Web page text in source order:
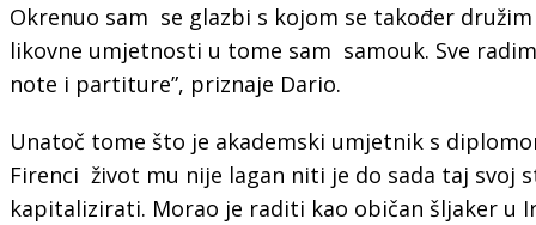
Okrenuo sam se glazbi s kojom se također
likovne umjetnosti u tome sam samouk. Sve
note i partiture”, priznaje Dario.
Unatoč tome što je akademski umjetnik s
Firenci život mu nije lagan niti je do sada taj svoj
kapitalizirati. Morao je raditi kao običan šljaker u